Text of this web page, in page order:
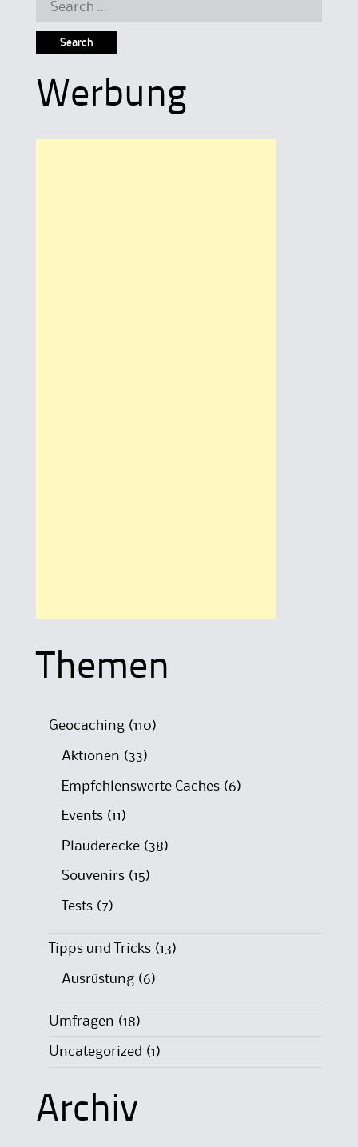
Werbung
Themen
Geocaching(110)
Aktionen (33)
Empfehlenswerte Caches(6)
Events(11)
Plauderecke(38)
Souvenirs(15)
Tests(7)
Tipps und Tricks(13)
Ausrüstung(6)
Umfragen (18)
Uncategorized (1)
Archiv